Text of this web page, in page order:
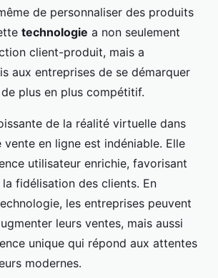
de personnaliser des produits
technologie a non seulement
client-produit, mais a
aux entreprises de se démarquer
plus en plus compétitif.
de la réalité virtuelle dans
vente en ligne est indéniable. Elle
utilisateur enrichie, favorisant
fidélisation des clients. En
les entreprises peuvent
leurs ventes, mais aussi
unique qui répond aux attentes
modernes.